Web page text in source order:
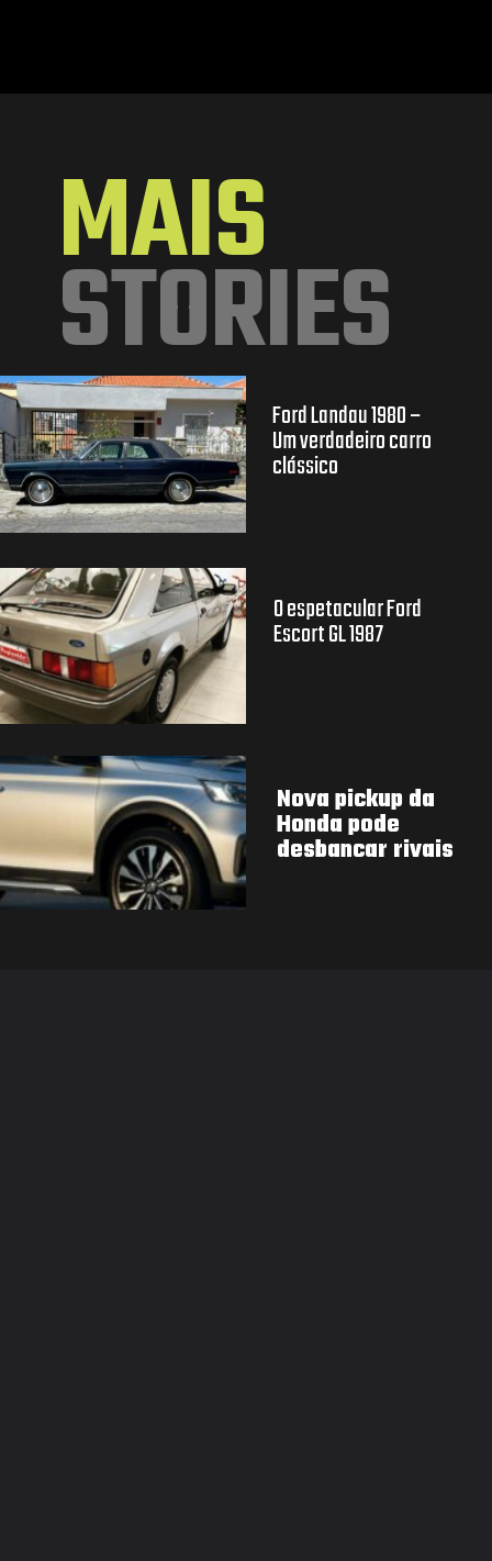
MAIS
STORIES
Ford Landau 1980 –
Um verdadeiro carro
clássico
O espetacular Ford
Escort GL 1987
Nova pickup da
Honda pode
desbancar rivais